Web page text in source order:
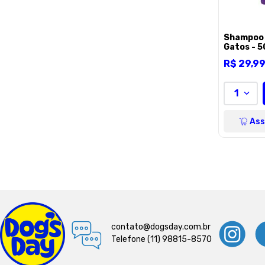
Gatos -
R$ 29,99
1
contato@dogsday.com.br
Telefone (11) 98815-8570